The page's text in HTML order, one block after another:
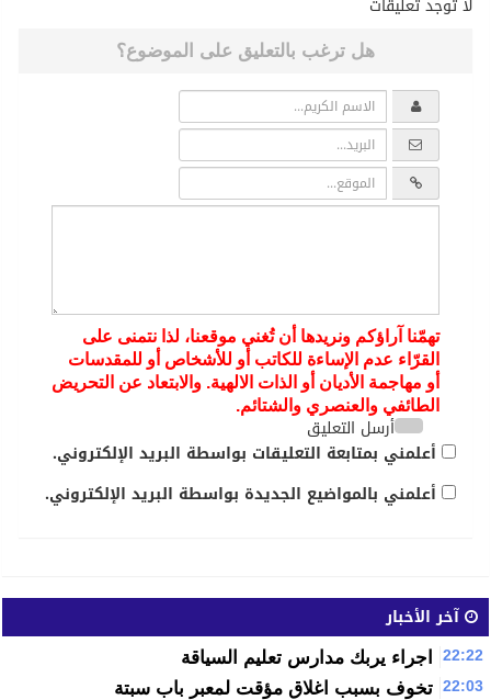
هل ترغب بالتعليق على الموضوع؟
تهمّنا آراؤكم ونريدها أن تُغني موقعنا، لذا نتمنى على
القرّاء عدم الإساءة للكاتب أو للأشخاص أو للمقدسات
أو مهاجمة الأديان أو الذات الالهية. والابتعاد عن التحريض
الطائفي والعنصري والشتائم.
أرسل التعليق
أعلمني بمتابعة التعليقات بواسطة البريد الإلكتروني.
أعلمني بالمواضيع الجديدة بواسطة البريد الإلكتروني.
آخر الأخبار
22:22 اجراء يربك مدارس تعليم السياقة
22:03 تخوف بسبب اغلاق مؤقت لمعبر باب سبتة